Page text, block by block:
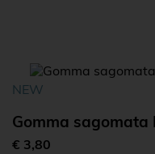
NEW
Gomma sagomata
€ 3,80